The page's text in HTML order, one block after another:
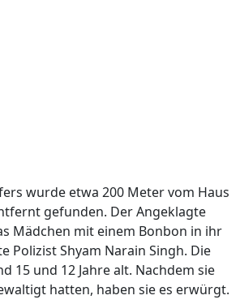
wurde etwa 200 Meter vom Haus
gefunden. Der Angeklagte
Mädchen mit einem Bonbon in ihr
Polizist Shyam Narain Singh. Die
15 und 12 Jahre alt. Nachdem sie
hatten, haben sie es erwürgt.